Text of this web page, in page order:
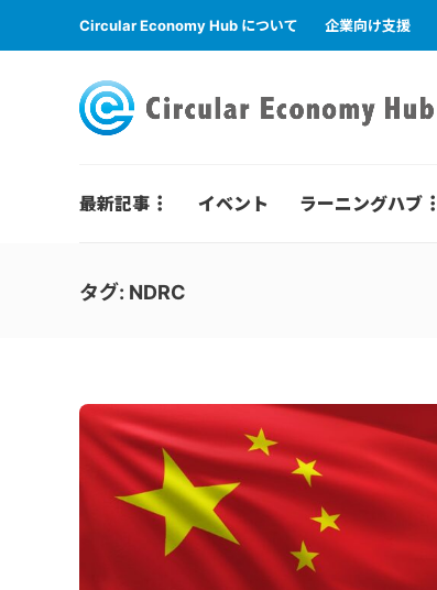
Circular Economy Hub について 企業向け支援
最新記事 イベント ラーニングハブ
タグ: NDRC